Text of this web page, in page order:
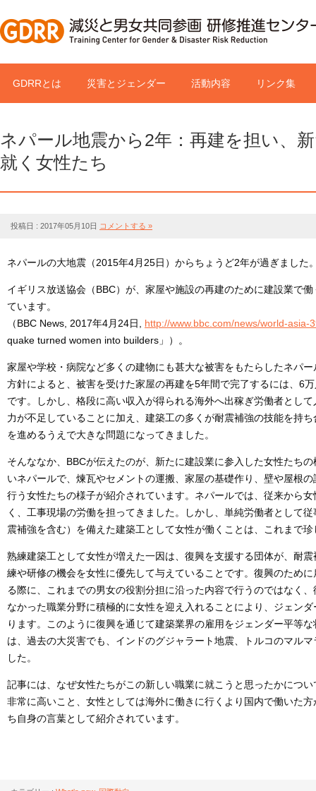
GDRRとは 災害とジェンダー 活動内容 リンク集
ネパール地震から2年：再建を担い、
就く女性たち
投稿日 : 2017年05月10日 コメントする »
ネパールの大地震（2015年4月25日）からちょうど2年が過ぎました
イギリス放送協会（BBC）が、家屋や施設の再建のために建設業で
ています。
（BBC News, 2017年4月24日, http://www.bbc.com/news/world-asia-
quake turned women into builders」）。
家屋や学校・病院など多くの建物にも甚大な被害をもたらしたネパ
方針によると、被害を受けた家屋の再建を5年間で完了するには、6
です。しかし、格段に高い収入が得られる海外へ出稼ぎ労働者とし
力が不足していることに加え、建築工の多くが耐震補強の技能を持
を進めるうえで大きな問題になってきました。
そんななか、BBCが伝えたのが、新たに建設業に参入した女性たち
いネパールで、煉瓦やセメントの運搬、家屋の基礎作り、壁や屋根
行う女性たちの様子が紹介されています。ネパールでは、従来から
く、工事現場の労働を担ってきました。しかし、単純労働者として
震補強を含む）を備えた建築工として女性が働くことは、これまで
熟練建築工として女性が増えた一因は、復興を支援する団体が、耐
練や研修の機会を女性に優先して与えていることです。復興のため
る際に、これまでの男女の役割分担に沿った内容で行うのではなく
なかった職業分野に積極的に女性を迎え入れることにより、ジェン
ります。このように復興を通じて建築業界の雇用をジェンダー平等
は、過去の大災害でも、インドのグジャラート地震、トルコのマル
した。
記事には、なぜ女性たちがこの新しい職業に就こうと思ったかにつ
非常に高いこと、女性としては海外に働きに行くより国内で働いた
ち自身の言葉として紹介されています。